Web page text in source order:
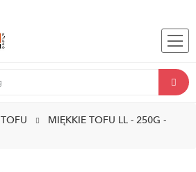
TOFU
MIĘKKIE TOFU LL - 250G -